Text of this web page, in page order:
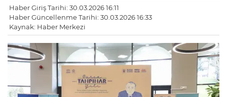
Haber Giriş Tarihi: 30.03.2026 16:11
Haber Güncellenme Tarihi: 30.03.2026 16:33
Kaynak: Haber Merkezi